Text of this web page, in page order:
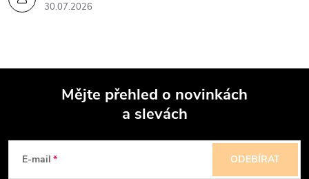
30.07.2026
Mějte přehled o novinkách
a slevách
E-mail ODEBÍRAT